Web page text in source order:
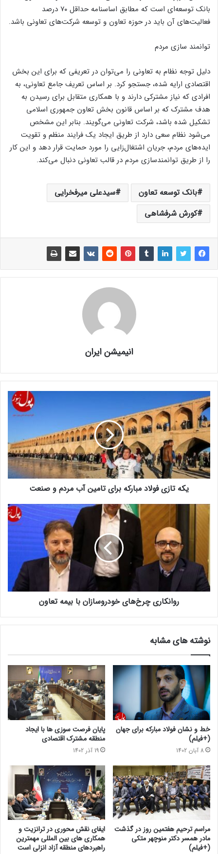
بانک توسعه‌ای است که مطابق اساسنامه حداقل ۷۰ درصد
فعالیت‌های آن باید در حوزه تعاون و توسعه شرکت‌های تعاونی باشد.
توانمند سازی مردم
دلیل توجه نظام به تعاونی را می‌توان در تعریفی که برای این بخش
اقتصادی ارایه شده، جستجو کرد. بر اساس تعریف جامع تعاونی، به
افرادی که نیاز مشترکی دارند و با همکاری متقابل برای رسیدن به
هدف مشترک که بر اساس قانون بخش تعاون جمهوری اسلامی
تشکیل شده باشد، شرکت تعاونی می‌گویند. بنابر این مشخص
می‌شود نظام سعی دارد از طریق ایجاد یک فرایند منظم و تقویت
ایده‌های مردم، جریان اشتغال‌زایی را مورد حمایت قرار دهد و این کار
را از طریق توانمندسازی مردم در قالب تعاونی دنبال می‌کند.
بانک توسعه تعاون
سیدعلی میرفخرایی
کورش شرفشاهی
انیمیشن ایران
یکه تازی فولاد مبارکه برای تامین آب مردم و صنعت
روانکاری چرخ‌های خودروسازان با بیمه تعاون
نوشته های مشابه
خط و نشان فولاد مبارکه برای جهان
(+فیلم)
8 آبان 1402
پایان فرصت سوزی ها با ایجاد
منطقه مشترک اقتصادی
19 آذر 1402
مراسم ترحیم هفتمین روز در گذشت
مادر همسر دکتر منوچهر متکی
(+فیلم)
ایفای نقش محوری در ترانزیت و
همکاری های بین المللی مهمترین
راهبردهای منطقه آزاد انزلی است